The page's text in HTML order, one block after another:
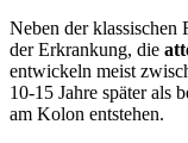
Neben der klassischen
der Erkrankung, die
entwickeln meist
10-15 Jahre später als
am Kolon entstehen.